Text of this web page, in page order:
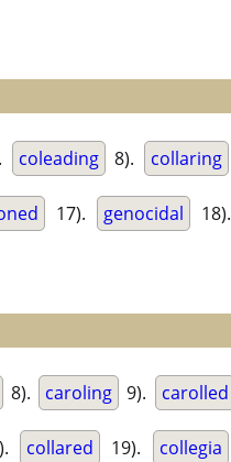
coleading 8). collaring
17). genocidal 18).
8). caroling 9). carolled
collared 19). collegia